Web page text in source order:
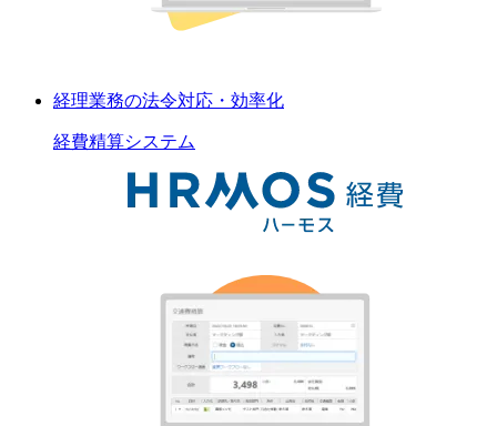
経理業務の法令対応・効率化
経費精算システム